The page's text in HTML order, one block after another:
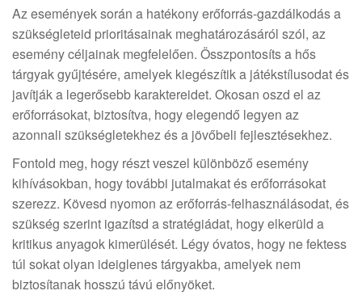
Az események során a hatékony erőforrás-gazdálkodás a
szükségleteid prioritásainak meghatározásáról szól, az
esemény céljainak megfelelően. Összpontosíts a hős
tárgyak gyűjtésére, amelyek kiegészítik a játékstílusodat és
javítják a legerősebb karaktereidet. Okosan oszd el az
erőforrásokat, biztosítva, hogy elegendő legyen az
azonnali szükségletekhez és a jövőbeli fejlesztésekhez.
Fontold meg, hogy részt veszel különböző esemény
kihívásokban, hogy további jutalmakat és erőforrásokat
szerezz. Kövesd nyomon az erőforrás-felhasználásodat, és
szükség szerint igazítsd a stratégiádat, hogy elkerüld a
kritikus anyagok kimerülését. Légy óvatos, hogy ne fektess
túl sokat olyan ideiglenes tárgyakba, amelyek nem
biztosítanak hosszú távú előnyöket.